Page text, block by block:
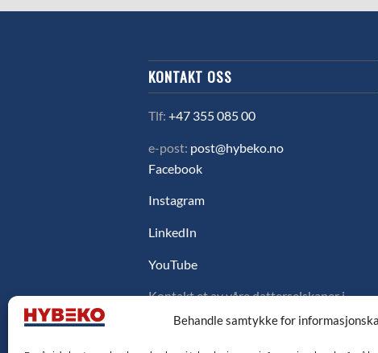
Behandle samtykke for
KONTAKT OSS
Tlf:+47 355 085 00
e-post: post@hybeko.no
Facebook
Instagram
LinkedIn
YouTube
Kontakt et av våre datterselskaper i
Sverige, Danmark eller Finland ved å